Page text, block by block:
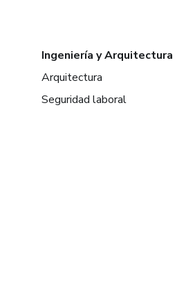
Ingeniería y Arquitectura
Arquitectura
Seguridad laboral